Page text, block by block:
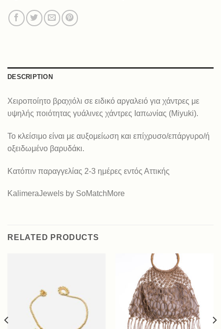
DESCRIPTION
Χειροποίητο βραχιόλι σε ειδικό αργαλειό για χάντρες με
υψηλής ποιότητας γυάλινες χάντρες Ιαπωνίας (Miyuki).
Το κλείσιμο είναι με αυξομείωση και επίχρυσο/επάργυρο/ή
οξειδωμένο βαρυδάκι.
Κατόπιν παραγγελίας 2-3 ημέρες εντός Αττικής
KalimeraJewels by SoMatchMore
RELATED PRODUCTS